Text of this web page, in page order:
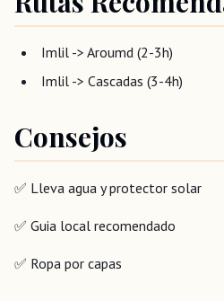
Imlil -> Aroumd (2-3h)
Imlil -> Cascadas (3-4h)
Consejos
✅ Lleva agua y protector solar
✅ Guia local recomendado
✅ Ropa por capas